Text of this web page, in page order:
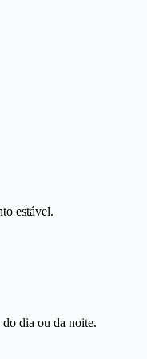
estável.
dia ou da noite.